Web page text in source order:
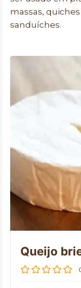
massas,
sanduíches.
Queijo